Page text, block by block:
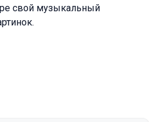
свой музыкальный